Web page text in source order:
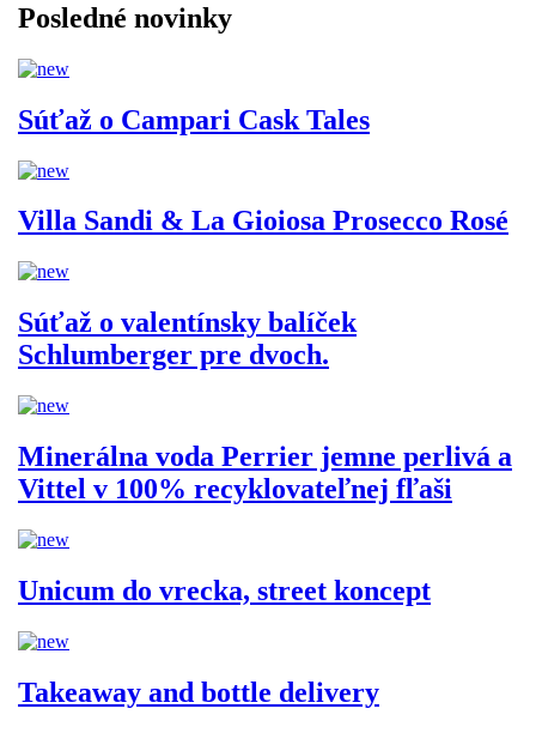
Posledné novinky
Súťaž o Campari Cask Tales
Villa Sandi & La Gioiosa Prosecco Rosé
Súťaž o valentínsky balíček
Schlumberger pre dvoch.
Minerálna voda Perrier jemne perlivá a
Vittel v 100% recyklovateľnej fľaši
Unicum do vrecka, street koncept
Takeaway and bottle delivery